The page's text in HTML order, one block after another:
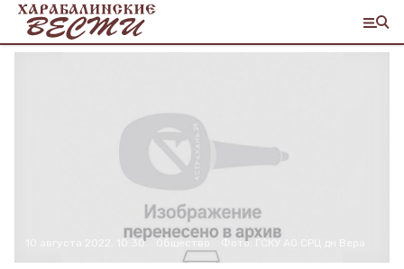
10 августа 2022, 10:30 Общество Фото: